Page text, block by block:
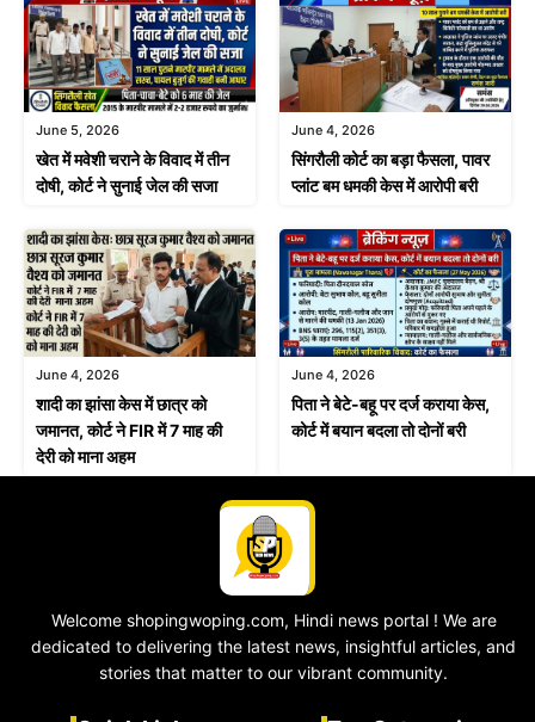
June 5, 2026
खेत में मवेशी चराने के विवाद में तीन
दोषी, कोर्ट ने सुनाई जेल की सजा
June 4, 2026
सिंगरौली कोर्ट का बड़ा फैसला, पावर
प्लांट बम धमकी केस में आरोपी बरी
June 4, 2026
शादी का झांसा केस में छात्र को
जमानत, कोर्ट ने FIR में 7 माह की
देरी को माना अहम
June 4, 2026
पिता ने बेटे-बहू पर दर्ज कराया केस,
कोर्ट में बयान बदला तो दोनों बरी
Welcome shopingwoping.com, Hindi news portal ! We are
dedicated to delivering the latest news, insightful articles, and
stories that matter to our vibrant community.